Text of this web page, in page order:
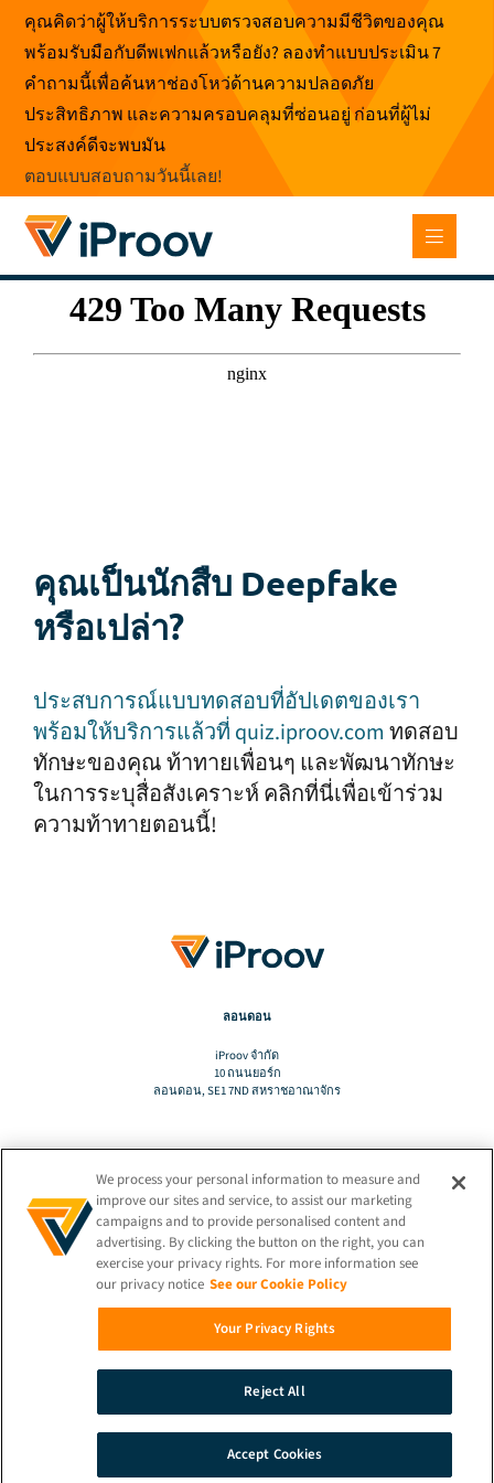
ข้าม
เนื้อหา
คุณคิดว่าผู้ให้บริการระบบตรวจสอบความมีชีวิตของคุณ
พร้อมรับมือกับดีพเฟกแล้วหรือยัง? ลองทำแบบประเมิน 7
คำถามนี้เพื่อค้นหาช่องโหว่ด้านความปลอดภัย
ประสิทธิภาพ และความครอบคลุมที่ซ่อนอยู่ ก่อนที่ผู้ไม่
ประสงค์ดีจะพบมัน
ตอบแบบสอบถามวันนี้เลย!
คุณเป็นนักสืบ Deepfake
หรือเปล่า?
ประสบการณ์แบบทดสอบที่อัปเดตของเรา
พร้อมให้บริการแล้วที่ quiz.iproov.com ทดสอบ
ทักษะของคุณ ท้าทายเพื่อนๆ และพัฒนาทักษะ
ในการระบุสื่อสังเคราะห์ คลิกที่นี่เพื่อเข้าร่วม
ความท้าทายตอนนี้!
ลอนดอน
iProov จํากัด
10 ถนนยอร์ก
ลอนดอน, SE1 7ND สหราชอาณาจักร
แปล
TH
เชื่อมต่ออยู่เสมอ!
สาธิต ติดต่อ
We process your personal information to measure and
improve our sites and service, to assist our marketing
campaigns and to provide personalised content and
advertising. By clicking the button on the right, you can
exercise your privacy rights. For more information see
our privacy notice See our Cookie Policy
Your Privacy Rights
Reject All
Accept Cookies